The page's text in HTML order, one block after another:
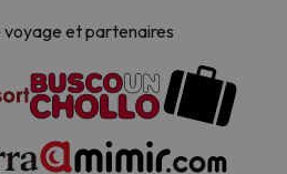
voyage et partenaires